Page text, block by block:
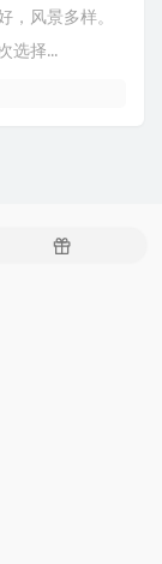
风景多样。
选择...
随